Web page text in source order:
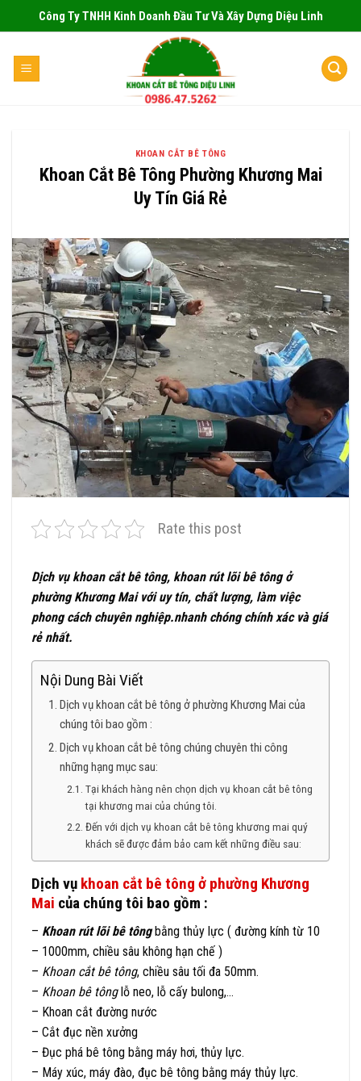
to
Công Ty TNHH Kinh Doanh Đầu Tư Và Xây Dựng Diệu Linh
KHOAN CẮT BÊ TÔNG
Khoan Cắt Bê Tông Phường Khương Mai
Uy Tín Giá Rẻ
Rate this post
Dịch vụ khoan cắt bê tông, khoan rút lõi bê tông ở
phường Khương Mai với uy tín, chất lượng, làm việc
phong cách chuyên nghiệp.nhanh chóng chính xác và giá
rẻ nhất.
Nội Dung Bài Viết
Dịch vụ khoan cắt bê tông ở phường Khương Mai của
chúng tôi bao gồm :
Dịch vụ khoan cắt bê tông chúng chuyên thi công
những hạng mục sau:
Tại khách hàng nên chọn dịch vụ khoan cắt bê tông
tại khương mai của chúng tôi.
Đến với dịch vụ khoan cắt bê tông khương mai quý
khách sẽ được đảm bảo cam kết những điều sau:
Dịch vụ khoan cắt bê tông ở phường Khương
Mai của chúng tôi bao gồm :
– Khoan rút lõi bê tôngbằng thủy lực ( đường kính từ 10
– 1000mm, chiều sâu không hạn chế )
– Khoan cắt bê tông, chiều sâu tối đa 50mm.
– Khoan bê tônglỗ neo, lỗ cấy bulong,…
– Khoan cắt đường nước
– Cắt đục nền xưởng
– Đục phá bê tông bằng máy hơi, thủy lực.
– Máy xúc, máy đào, đục bê tông bằng máy thủy lực.